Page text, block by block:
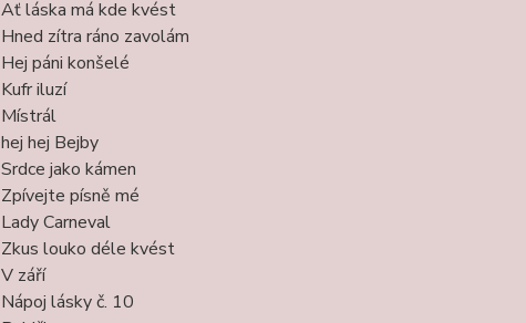
Ať láska má kde kvést
Hned zítra ráno zavolám
Hej páni konšelé
Kufr iluzí
Místrál
hej hej Bejby
Srdce jako kámen
Zpívejte písně mé
Lady Carneval
Zkus louko déle kvést
V září
Nápoj lásky č. 10